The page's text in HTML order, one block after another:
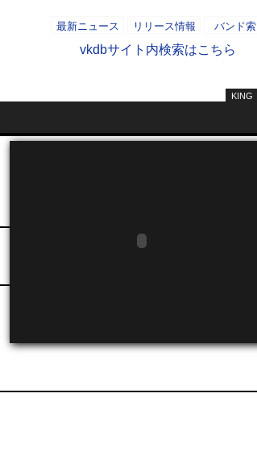
最新ニュース リリース情報 バンド
vkdbサイト内検索はこちら
KING